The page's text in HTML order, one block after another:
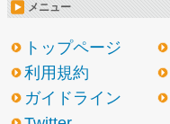
メニュー
トップページ
利用規約
ガイドライン